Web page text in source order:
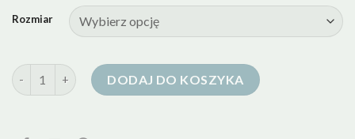
Rozmiar
ilość kurtka puchowa 900 cuinDODAJ DO KOSZYKA